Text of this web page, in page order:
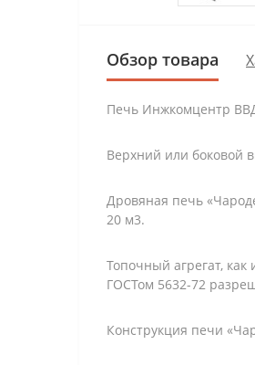
Обзор товара
Печь Инжкомцентр
Верхний или боковой
Дровяная печь
20 м3.
Топочный агрегат,
ГОСТом 5632-72
Конструкция печи